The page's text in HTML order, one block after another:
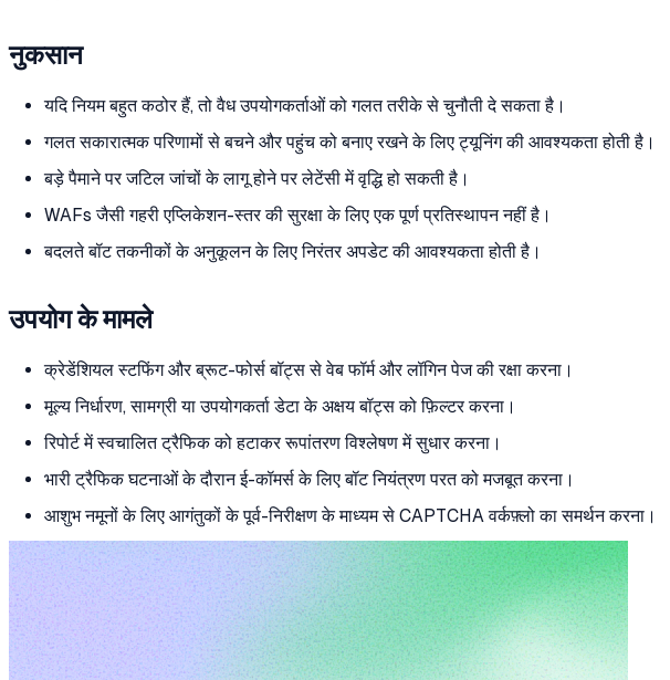
नुकसान
यदि नियम बहुत कठोर हैं, तो वैध उपयोगकर्ताओं को गलत तरीके से चुनौती दे सकता है।
गलत सकारात्मक परिणामों से बचने और पहुंच को बनाए रखने के लिए ट्यूनिंग की आवश्यकता होती है।
बड़े पैमाने पर जटिल जांचों के लागू होने पर लेटेंसी में वृद्धि हो सकती है।
WAFs जैसी गहरी एप्लिकेशन-स्तर की सुरक्षा के लिए एक पूर्ण प्रतिस्थापन नहीं है।
बदलते बॉट तकनीकों के अनुकूलन के लिए निरंतर अपडेट की आवश्यकता होती है।
उपयोग के मामले
क्रेडेंशियल स्टफिंग और ब्रूट-फोर्स बॉट्स से वेब फॉर्म और लॉगिन पेज की रक्षा करना।
मूल्य निर्धारण, सामग्री या उपयोगकर्ता डेटा के अक्षय बॉट्स को फ़िल्टर करना।
रिपोर्ट में स्वचालित ट्रैफिक को हटाकर रूपांतरण विश्लेषण में सुधार करना।
भारी ट्रैफिक घटनाओं के दौरान ई-कॉमर्स के लिए बॉट नियंत्रण परत को मजबूत करना।
आशुभ नमूनों के लिए आगंतुकों के पूर्व-निरीक्षण के माध्यम से CAPTCHA वर्कफ़्लो का समर्थन करना।